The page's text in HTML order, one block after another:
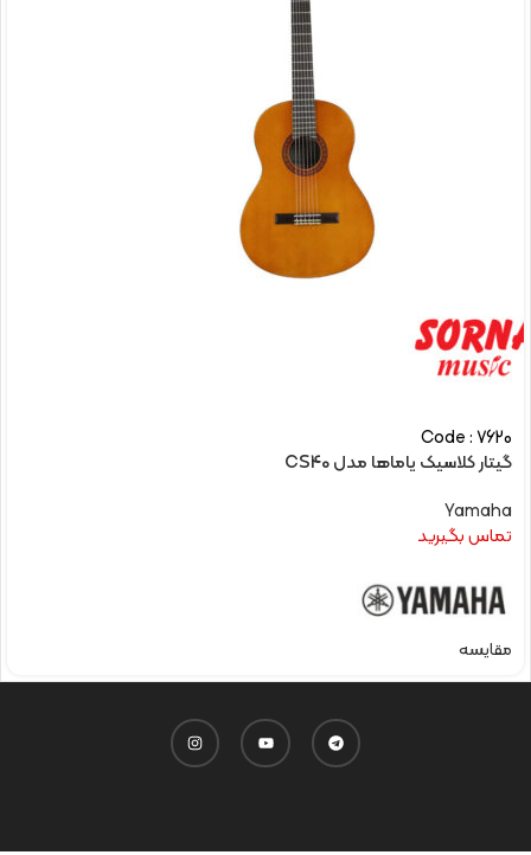
Code : 7620
گیتار کلاسیک یاماها مدل CS40
Yamaha
تماس بگیرید
مقایسه